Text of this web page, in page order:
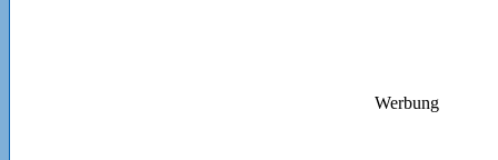
Werbung